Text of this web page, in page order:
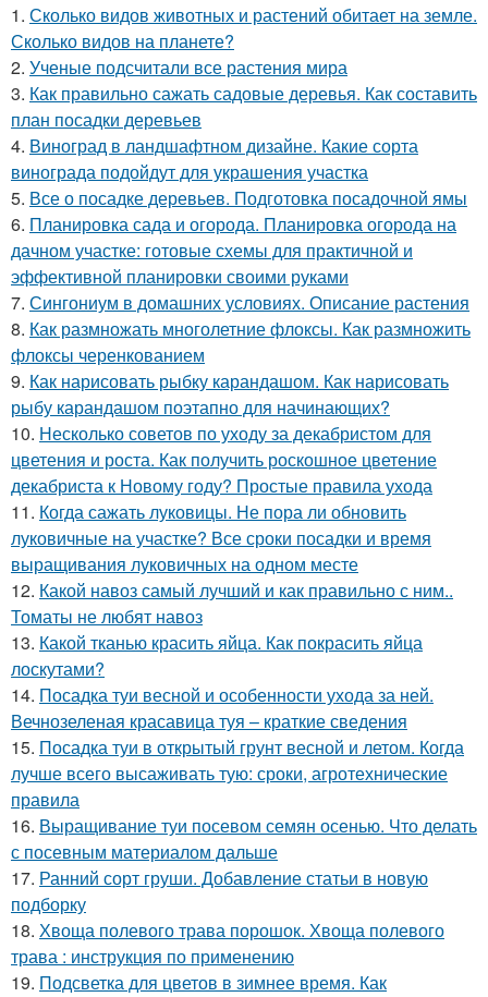
1. Сколько видов животных и растений обитает на земле.
Сколько видов на планете?
2. Ученые подсчитали все растения мира
3. Как правильно сажать садовые деревья. Как составить
план посадки деревьев
4. Виноград в ландшафтном дизайне. Какие сорта
винограда подойдут для украшения участка
5. Все о посадке деревьев. Подготовка посадочной ямы
6. Планировка сада и огорода. Планировка огорода на
дачном участке: готовые схемы для практичной и
эффективной планировки своими руками
7. Сингониум в домашних условиях. Описание растения
8. Как размножать многолетние флоксы. Как размножить
флоксы черенкованием
9. Как нарисовать рыбку карандашом. Как нарисовать
рыбу карандашом поэтапно для начинающих?
10. Несколько советов по уходу за декабристом для
цветения и роста. Как получить роскошное цветение
декабриста к Новому году? Простые правила ухода
11. Когда сажать луковицы. Не пора ли обновить
луковичные на участке? Все сроки посадки и время
выращивания луковичных на одном месте
12. Какой навоз самый лучший и как правильно с ним..
Томаты не любят навоз
13. Какой тканью красить яйца. Как покрасить яйца
лоскутами?
14. Посадка туи весной и особенности ухода за ней.
Вечнозеленая красавица туя – краткие сведения
15. Посадка туи в открытый грунт весной и летом. Когда
лучше всего высаживать тую: сроки, агротехнические
правила
16. Выращивание туи посевом семян осенью. Что делать
с посевным материалом дальше
17. Ранний сорт груши. Добавление статьи в новую
подборку
18. Хвоща полевого трава порошок. Хвоща полевого
трава : инструкция по применению
19. Подсветка для цветов в зимнее время. Как